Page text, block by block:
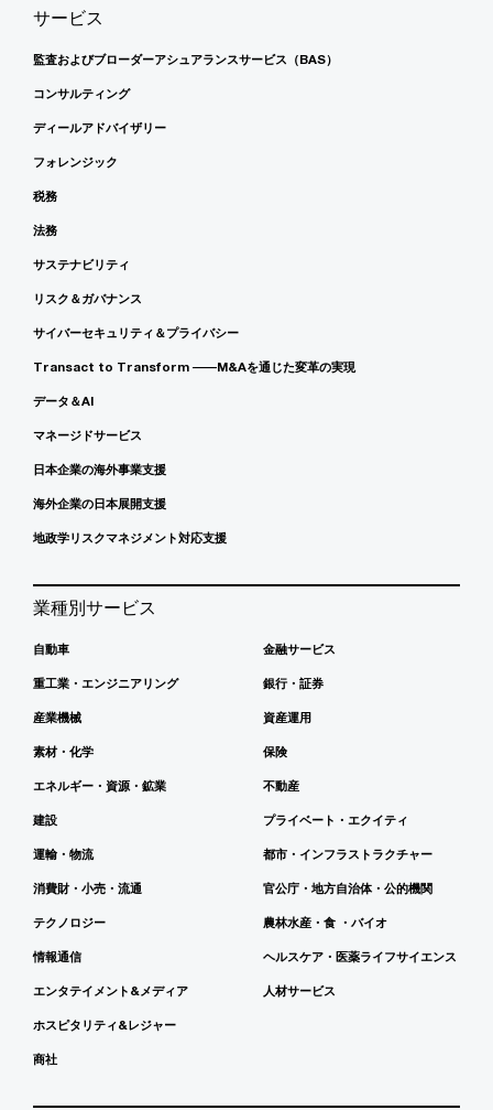
サービス
監査およびブローダーアシュアランスサービス（BAS）
コンサルティング
ディールアドバイザリー
フォレンジック
税務
法務
サステナビリティ
リスク＆ガバナンス
サイバーセキュリティ＆プライバシー
Transact to Transform ――M&Aを通じた変革の実現
データ＆AI
マネージドサービス
日本企業の海外事業支援
海外企業の日本展開支援
地政学リスクマネジメント対応支援
業種別サービス
自動車
重工業・エンジニアリング
産業機械
素材・化学
エネルギー・資源・鉱業
建設
運輸・物流
消費財・小売・流通
テクノロジー
情報通信
エンタテイメント&メディア
ホスピタリティ&レジャー
商社
金融サービス
銀行・証券
資産運用
保険
不動産
プライベート・エクイティ
都市・インフラストラクチャー
官公庁・地方自治体・公的機関
農林水産・食 ・バイオ
ヘルスケア・医薬ライフサイエンス
人材サービス